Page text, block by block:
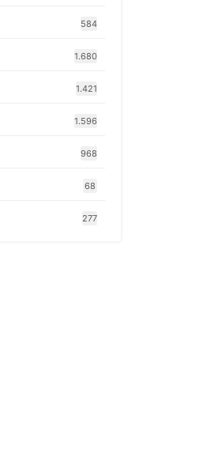
584
1.680
1.421
1.596
968
68
277